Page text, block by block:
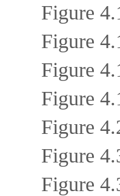
Figure
Figure
Figure
Figure
Figure
Figure
Figure